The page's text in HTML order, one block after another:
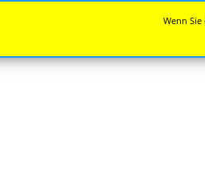
Wenn